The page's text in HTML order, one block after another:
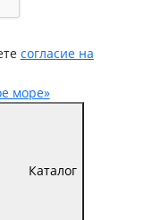
согласие на
Каталог